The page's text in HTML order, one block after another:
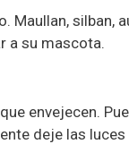
silban,
a su mascota.
envejecen.
deje las